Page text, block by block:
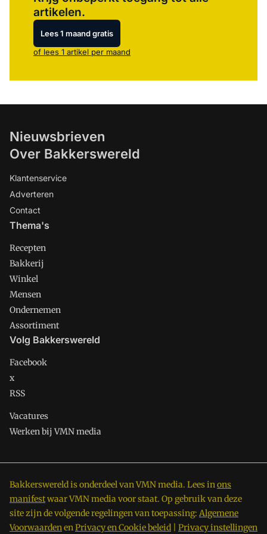
artikelen.
Lees 1 maand gratis
of lees 1 artikel per maand
Nieuwsbrieven
Over Bakkerswereld
Klantenservice
Adverteren
Contact
Thema's
Recepten
Bakkerij
Winkel
Mensen
Ondernemen
Assortiment
Volg Bakkerswereld
Facebook
x
RSS
Vacatures
Werken bij VMN media
Bakkerswereld is onderdeel van VMN media. Lees inons
manifestwaar VMN media voor staat. Op gebruik van deze
site zijn de volgende regelingen van toepassing: Algemene
VoorwaardenenPrivacy en Cookie beleid Privacy instellingen